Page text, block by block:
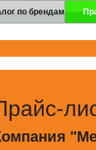
по брендам